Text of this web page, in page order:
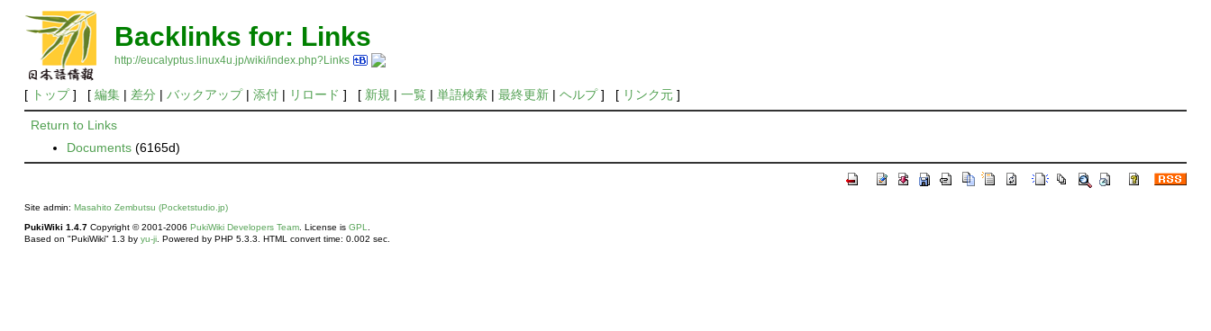
Backlinks for: Links
http://eucalyptus.linux4u.jp/wiki/index.php?Links
[ トップ] [ 編集| 差分 | バックアップ| 添付| リロード ] [ 新規 | 一覧 | 単語検索| 最終更新| ヘルプ] [ リンク元]
Return to Links
Documents (6165d)
Site admin: Masahito Zembutsu (Pocketstudio.jp)
PukiWiki 1.4.7Copyright © 2001-2006 PukiWiki Developers Team. License is GPL
Based on "PukiWiki" 1.3 by yu-ji. Powered by PHP 5.3.3. HTML convert time: 0.002 sec.